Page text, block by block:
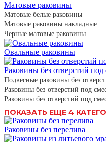
Матовые раковины
Матовые белые раковины
Матовые раковины накладные
Черные матовые раковины
Овальные раковины
Раковины без отверстий под
Подвесные раковины без
Раковины без отверстий под
Раковины без отверстий под
ПОКАЗАТЬ ЕЩЕ 4
Раковины без перелива